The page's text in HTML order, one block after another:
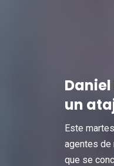
un
Este
agentes de
que se